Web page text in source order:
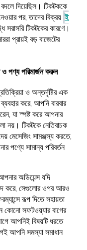
দিয়েছিল। টিকটককে
পর, তাদের বিক্রয় ই
সরাসরি টিকটকের কারণে।
প্রায়ই বড় বাজেটের
ও পণ্য পরিমার্জন করুন
ও অন্তর্দৃষ্টির এক
ব্যবহার করে, আপনি বারবার
যা স্পষ্ট করে আপনার
নয়। টিকটকে নেতিবাচক
মেসেজিং সামঞ্জস্য করতে,
পণ্যে সামান্য পরিবর্তন
অডিয়েন্স যদি
করে, সেগুলোর ওপর আরও
রূপ দিতে সহায়তা
সফটওয়্যার বাগের
আপনিই বিষয়টি ধরতে
আপনি সমস্যা সমাধান